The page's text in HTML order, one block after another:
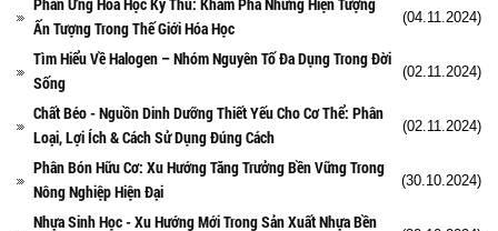
Ấn Tượng Trong Thế Giới Hóa Học
(04.11.2024)
Tìm Hiểu Về Halogen – Nhóm Nguyên Tố Đa Dụng Trong Đời
Sống
(02.11.2024)
Chất Béo - Nguồn Dinh Dưỡng Thiết Yếu Cho Cơ Thể: Phân
Loại, Lợi Ích & Cách Sử Dụng Đúng Cách
(02.11.2024)
Phân Bón Hữu Cơ: Xu Hướng Tăng Trưởng Bền Vững Trong
Nông Nghiệp Hiện Đại
(30.10.2024)
Nhựa Sinh Học - Xu Hướng Mới Trong Sản Xuất Nhựa Bền